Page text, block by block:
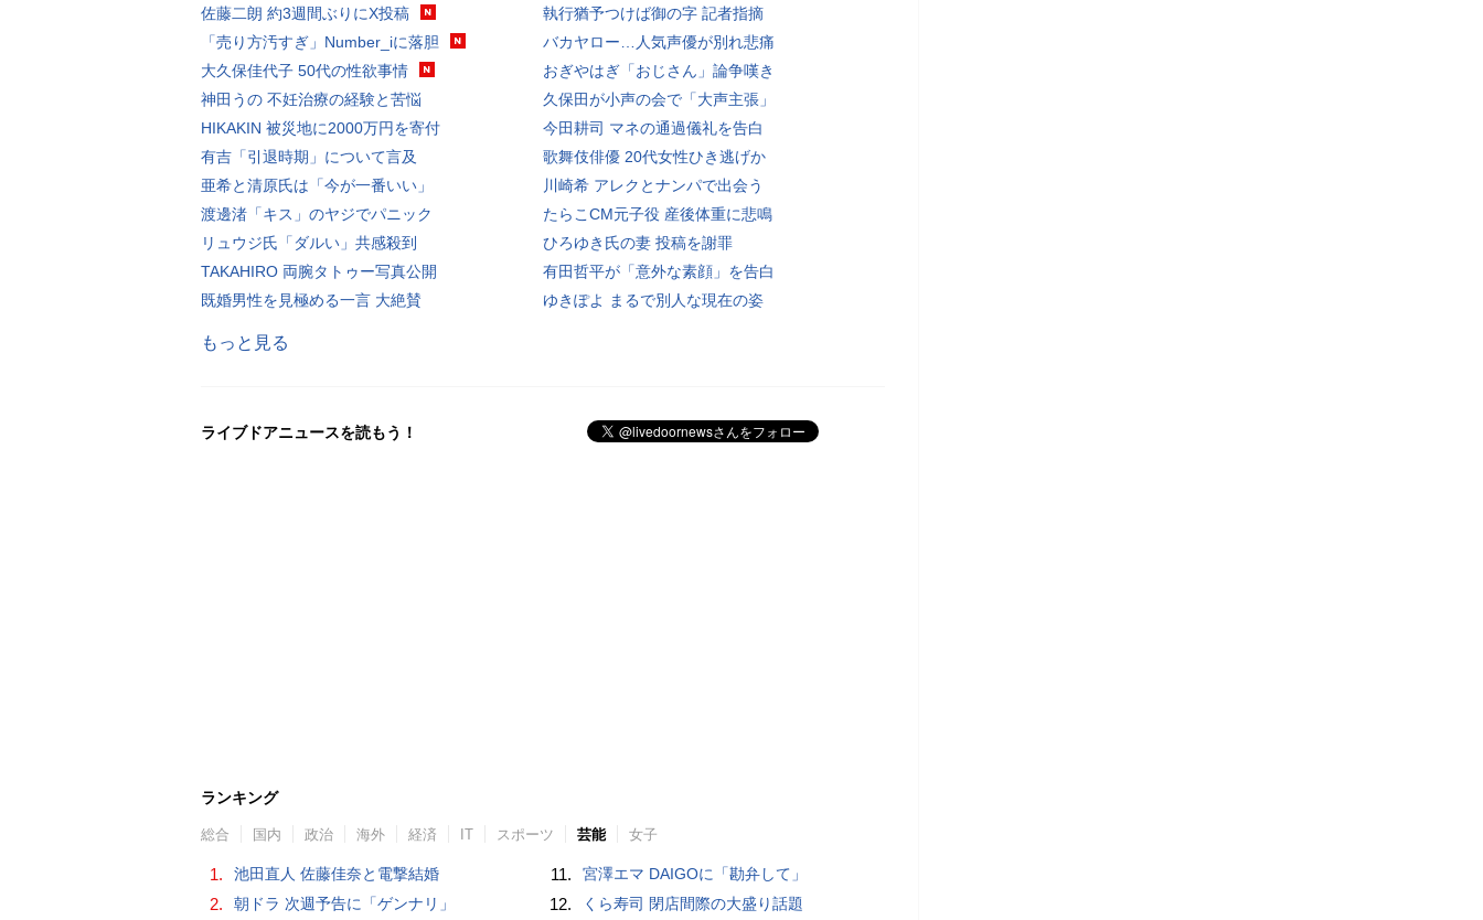
佐藤二朗 約3週間ぶりにX投稿
「売り方汚すぎ」Number_iに落胆
大久保佳代子 50代の性欲事情
神田うの 不妊治療の経験と苦悩
HIKAKIN 被災地に2000万円を寄付
有吉「引退時期」について言及
亜希と清原氏は「今が一番いい」
渡邊渚「キス」のヤジでパニック
リュウジ氏「ダルい」共感殺到
TAKAHIRO 両腕タトゥー写真公開
既婚男性を見極める一言 大絶賛
執行猶予つけば御の字 記者指摘
バカヤロー…人気声優が別れ悲痛
おぎやはぎ「おじさん」論争嘆き
久保田が小声の会で「大声主張」
今田耕司 マネの通過儀礼を告白
歌舞伎俳優 20代女性ひき逃げか
川崎希 アレクとナンパで出会う
たらこCM元子役 産後体重に悲鳴
ひろゆき氏の妻 投稿を謝罪
有田哲平が「意外な素顔」を告白
ゆきぽよ まるで別人な現在の姿
もっと見る
ライブドアニュースを読もう！
ランキング
総合 国内 政治 海外 経済 IT スポーツ 芸能 女子
1. 池田直人 佐藤佳奈と電撃結婚
2. 朝ドラ 次週予告に「ゲンナリ」
11. 宮澤エマ DAIGOに「勘弁して」
12. くら寿司 閉店間際の大盛り話題